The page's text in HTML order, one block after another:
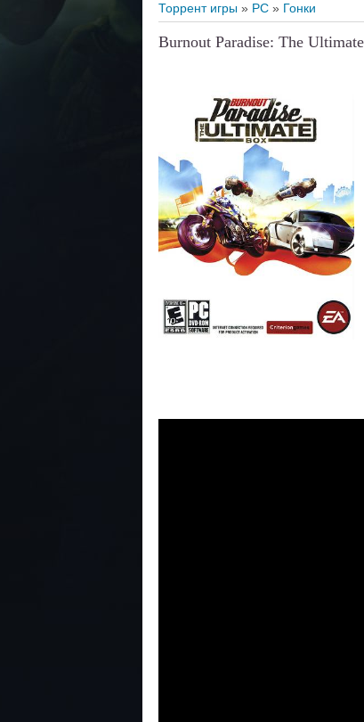
Торрент игры » PC » Гонки
Burnout Paradise: The